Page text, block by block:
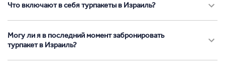
Что включают в себя турпакеты в Израиль?
Могу ли я в последний момент забронировать
турпакет в Израиль?